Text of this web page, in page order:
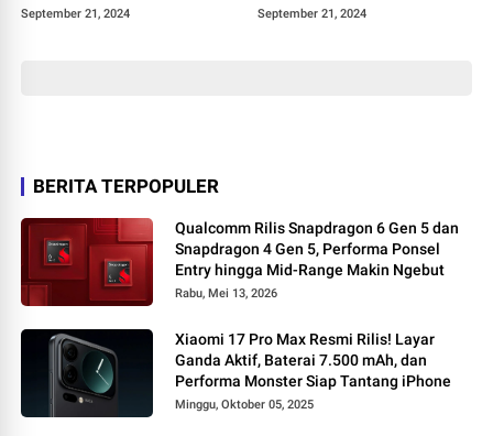
Dunia Versi TasteAtlas
September 21, 2024
Coba!
September 21, 2024
BERITA TERPOPULER
Qualcomm Rilis Snapdragon 6 Gen 5 dan
Snapdragon 4 Gen 5, Performa Ponsel
Entry hingga Mid-Range Makin Ngebut
Rabu, Mei 13, 2026
Xiaomi 17 Pro Max Resmi Rilis! Layar
Ganda Aktif, Baterai 7.500 mAh, dan
Performa Monster Siap Tantang iPhone
Minggu, Oktober 05, 2025